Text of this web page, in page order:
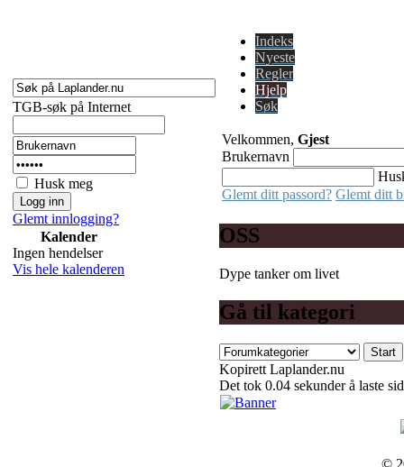
TGB-søk på Internet
Husk meg
Glemt innlogging?
Kalender
Ingen hendelser
Vis hele kalenderen
Indeks
Nyeste
Regler
Hjelp
Søk
Velkommen, Gjest
Brukernavn
Glemt ditt passord? Glemt ditt
OSS
Dype tanker om livet
Gå til kategori
Kopirett Laplander.nu
Det tok 0.04 sekunder å laste
©